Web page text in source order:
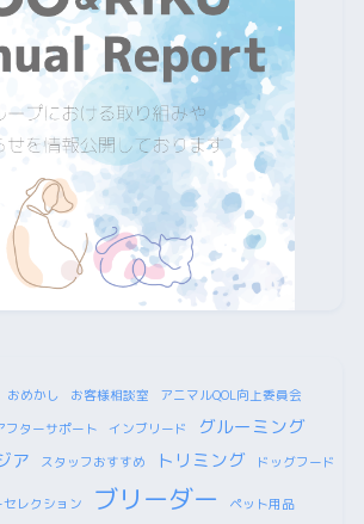
おめかし お客様相談室
アニマルQOL向上委員会
フターサポート インブリード グルーミング
ア スタッフおすすめ トリミング ドッグフード
セレクション ブリーダー ペット用品